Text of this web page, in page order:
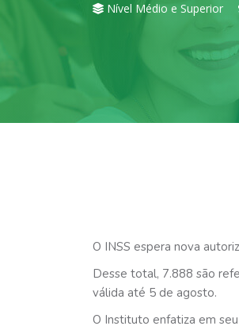
Nível Médio e Superior
O INSS espera nova
Desse total, 7.888 são
válida até 5 de agosto.
O Instituto enfatiza em